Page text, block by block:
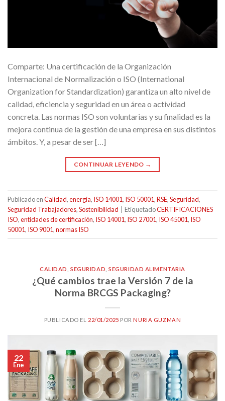
Comparte: Una certificación de la Organización
Internacional de Normalización o ISO (International
Organization for Standardization) garantiza un alto nivel de
calidad, eficiencia y seguridad en un área o actividad
concreta. Las normas ISO son voluntarias y su finalidad es la
mejora continua de la gestión de una empresa en sus distintos
ámbitos. Y, a pesar de ser […]
CONTINUAR LEYENDO →
Publicado enCalidad,energia, ISO 14001, ISO 50001,RSE,Seguridad,
Seguridad Trabajadores,Sostenibilidad EtiquetadoCERTIFICACIONES
ISO,entidades de certificación, ISO 14001, ISO 27001, ISO 45001, ISO
50001, ISO 9001,normas ISO
CALIDAD ,SEGURIDAD ,SEGURIDAD ALIMENTARIA
¿Qué cambios trae la Versión 7 de la
Norma BRCGS Packaging?
PUBLICADO EL 22/01/2025 PORNURIA GUZMAN
22
Ene